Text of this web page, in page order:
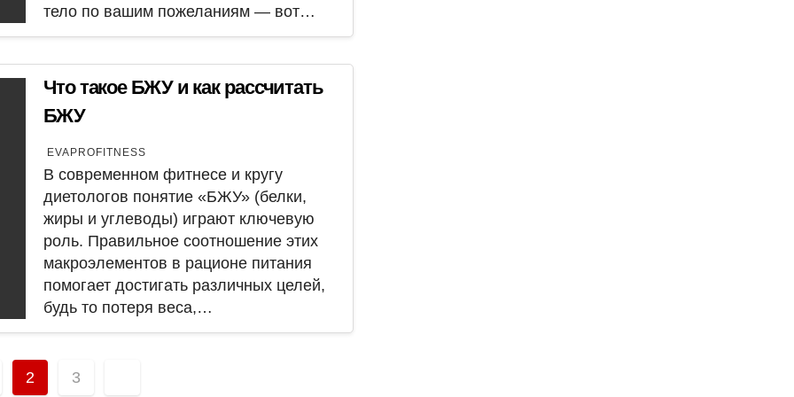
тело по вашим пожеланиям — вот…
Что такое БЖУ и как рассчитать
БЖУ
EVAPROFITNESS
В современном фитнесе и кругу
диетологов понятие «БЖУ» (белки,
жиры и углеводы) играют ключевую
роль. Правильное соотношение этих
макроэлементов в рационе питания
помогает достигать различных целей,
будь то потеря веса,…
2 3